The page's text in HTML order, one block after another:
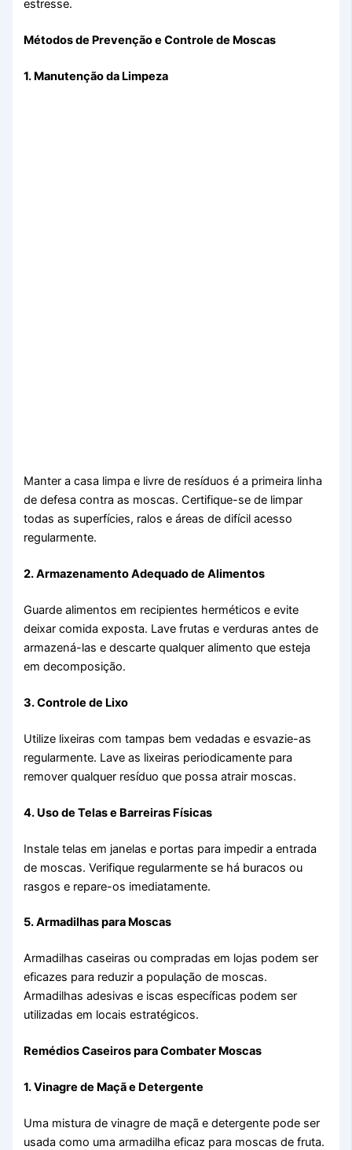
estresse.
Métodos de Prevenção e Controle de Moscas
1. Manutenção da Limpeza
Manter a casa limpa e livre de resíduos é a primeira linha
de defesa contra as moscas. Certifique-se de limpar
todas as superfícies, ralos e áreas de difícil acesso
regularmente.
2. Armazenamento Adequado de Alimentos
Guarde alimentos em recipientes herméticos e evite
deixar comida exposta. Lave frutas e verduras antes de
armazená-las e descarte qualquer alimento que esteja
em decomposição.
3. Controle de Lixo
Utilize lixeiras com tampas bem vedadas e esvazie-as
regularmente. Lave as lixeiras periodicamente para
remover qualquer resíduo que possa atrair moscas.
4. Uso de Telas e Barreiras Físicas
Instale telas em janelas e portas para impedir a entrada
de moscas. Verifique regularmente se há buracos ou
rasgos e repare-os imediatamente.
5. Armadilhas para Moscas
Armadilhas caseiras ou compradas em lojas podem ser
eficazes para reduzir a população de moscas.
Armadilhas adesivas e iscas específicas podem ser
utilizadas em locais estratégicos.
Remédios Caseiros para Combater Moscas
1. Vinagre de Maçã e Detergente
Uma mistura de vinagre de maçã e detergente pode ser
usada como uma armadilha eficaz para moscas de fruta.